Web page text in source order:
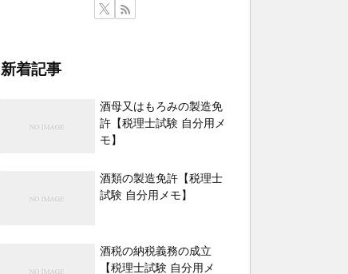
新着記事
酒母又はもろみの製造免
許【税理士試験 自分用メ
モ】
酒類の製造免許【税理士
試験 自分用メモ】
酒税の納税義務の成立
【税理士試験 自分用メ